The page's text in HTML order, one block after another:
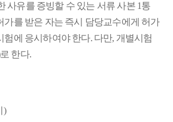
사유를 증빙할 수 있는 서류 사본 1통
를 받은 자는 즉시 담당교수에게 허가
험에 응시하여야 한다. 다만, 개별시험
한다.
)